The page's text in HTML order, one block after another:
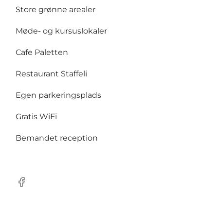
Store grønne arealer
Møde- og kursuslokaler
Cafe Paletten
Restaurant Staffeli
Egen parkeringsplads
Gratis WiFi
Bemandet reception
Facebook